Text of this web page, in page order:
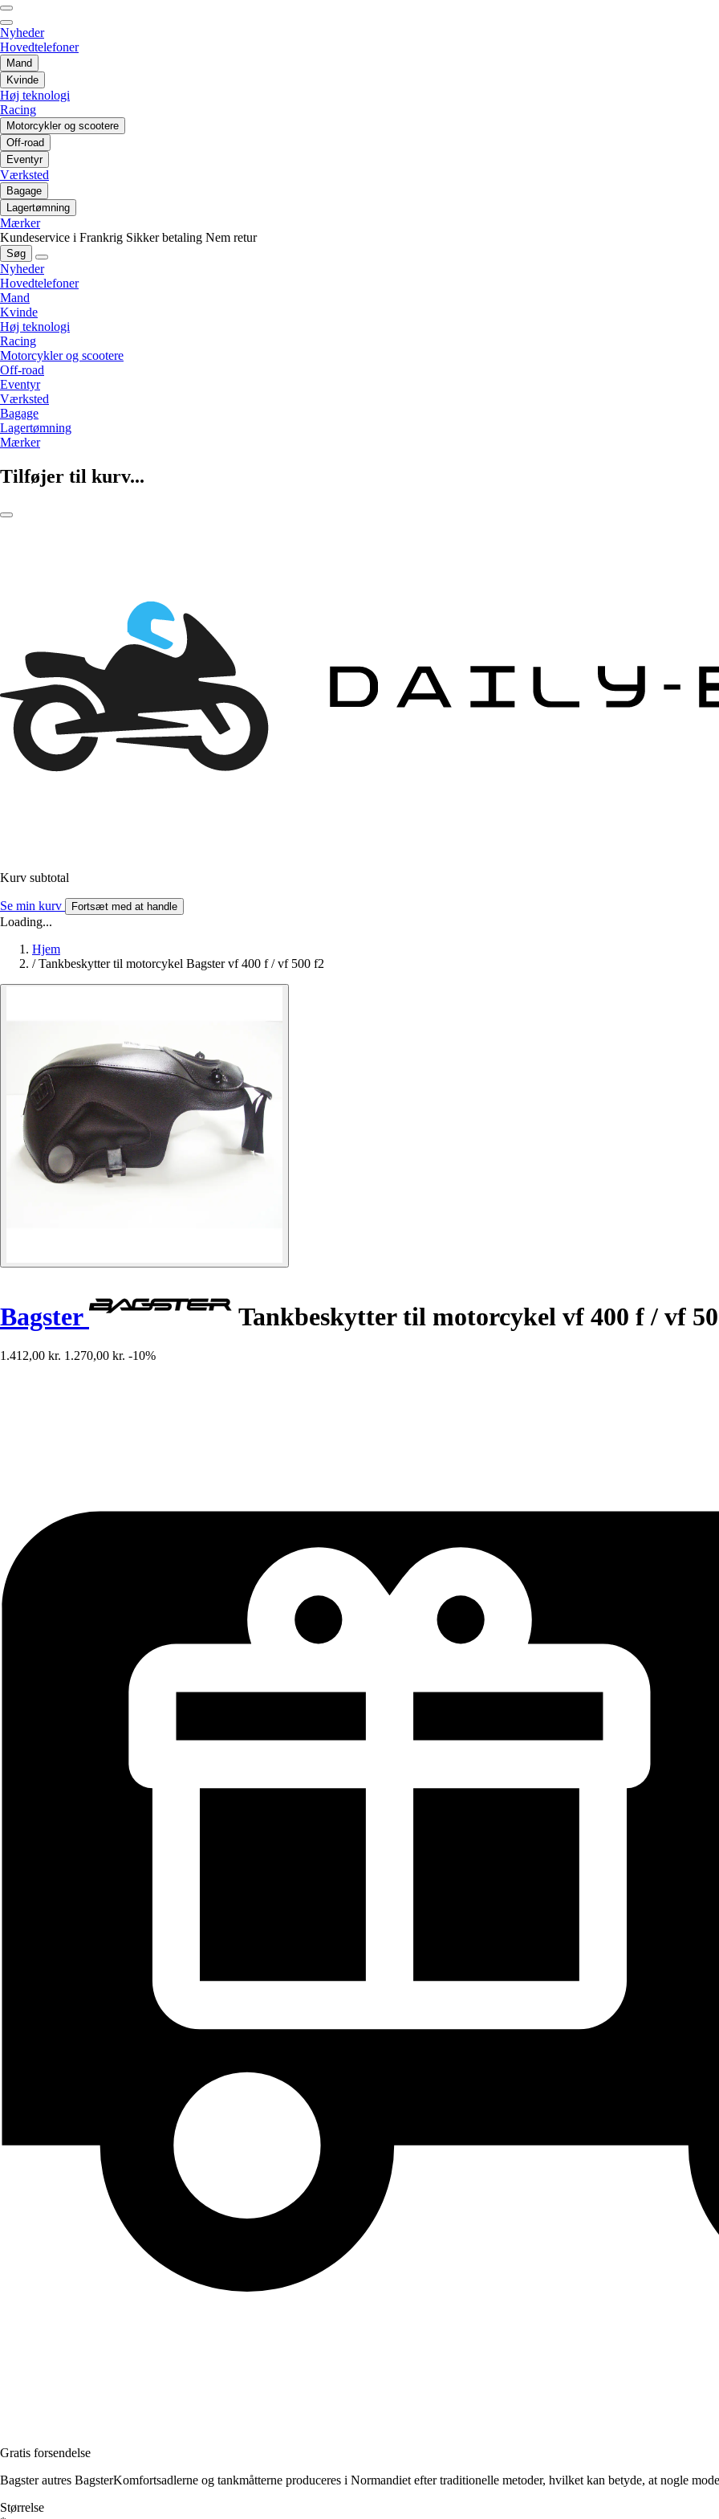
Nyheder
Hovedtelefoner
Mand
Kvinde
Høj teknologi
Racing
Motorcykler og scootere
Off-road
Eventyr
Værksted
Bagage
Lagertømning
Mærker
Kundeservice i Frankrig Sikker betaling Nem retur
Søg
Nyheder
Hovedtelefoner
Mand
Kvinde
Høj teknologi
Racing
Motorcykler og scootere
Off-road
Eventyr
Værksted
Bagage
Lagertømning
Mærker
Tilføjer til kurv...
Kurv subtotal
Se min kurv Fortsæt med at handle
Loading...
Hjem
/ Tankbeskytter til motorcykel Bagster vf 400 f / vf 500 f2
Bagster Tankbeskytter til motorcykel vf 400 f / vf
1.412,00 kr. 1.270,00 kr. -10%
Gratis forsendelse
Bagster autres BagsterKomfortsadlerne og tankmåtterne produceres i Normandiet efter traditionelle metoder, hvilket kan betyde, at nogle
Størrelse